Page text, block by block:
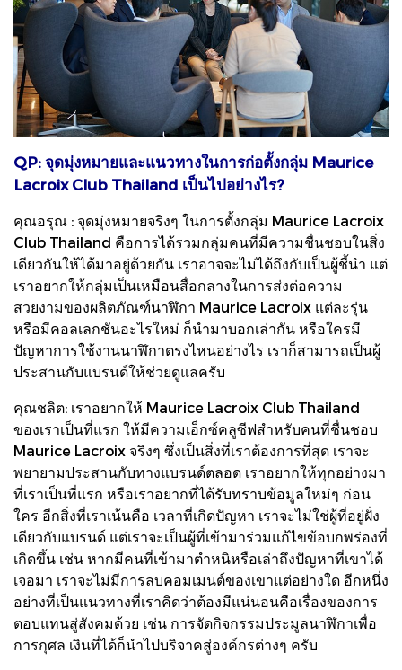
QP: จุดมุ่งหมายและแนวทางในการก่อตั้งกลุ่ม Maurice
Lacroix Club Thailand เป็นไปอย่างไร?
คุณอรุณ : จุดมุ่งหมายจริงๆ ในการตั้งกลุ่ม Maurice Lacroix
Club Thailand คือการได้รวมกลุ่มคนที่มีความชื่นชอบในสิ่ง
เดียวกันให้ได้มาอยู่ด้วยกัน เราอาจจะไม่ได้ถึงกับเป็นผู้ชี้นำ แต่
เราอยากให้กลุ่มเป็นเหมือนสื่อกลางในการส่งต่อความ
สวยงามของผลิตภัณฑ์นาฬิกา Maurice Lacroix แต่ละรุ่น
หรือมีคอลเลกชันอะไรใหม่ ก็นำมาบอกเล่ากัน หรือใครมี
ปัญหาการใช้งานนาฬิกาตรงไหนอย่างไร เราก็สามารถเป็นผู้
ประสานกับแบรนด์ให้ช่วยดูแลครับ
คุณชลิต: เราอยากให้ Maurice Lacroix Club Thailand
ของเราเป็นที่แรก ให้มีความเอ็กซ์คลูซีฟสำหรับคนที่ชื่นชอบ
Maurice Lacroix จริงๆ ซึ่งเป็นสิ่งที่เราต้องการที่สุด เราจะ
พยายามประสานกับทางแบรนด์ตลอด เราอยากให้ทุกอย่างมา
ที่เราเป็นที่แรก หรือเราอยากที่ได้รับทราบข้อมูลใหม่ๆ ก่อน
ใคร อีกสิ่งที่เราเน้นคือ เวลาที่เกิดปัญหา เราจะไม่ใช่ผู้ที่อยู่ฝั่ง
เดียวกับแบรนด์ แต่เราจะเป็นผู้ที่เข้ามาร่วมแก้ไขข้อบกพร่องที่
เกิดขึ้น เช่น หากมีคนที่เข้ามาตำหนิหรือเล่าถึงปัญหาที่เขาได้
เจอมา เราจะไม่มีการลบคอมเมนต์ของเขาแต่อย่างใด อีกหนึ่ง
อย่างที่เป็นแนวทางที่เราคิดว่าต้องมีแน่นอนคือเรื่องของการ
ตอบแทนสู่สังคมด้วย เช่น การจัดกิจกรรมประมูลนาฬิกาเพื่อ
การกุศล เงินที่ได้ก็นำไปบริจาคสู่องค์กรต่างๆ ครับ